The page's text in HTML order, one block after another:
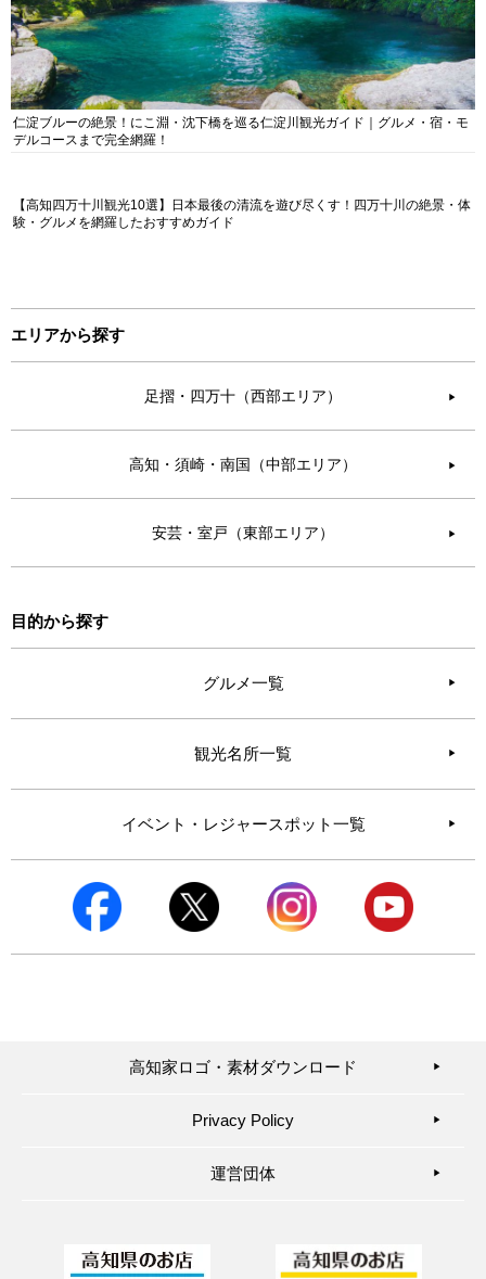
仁淀ブルーの絶景！にこ淵・沈下橋を巡る仁淀川観光ガイド｜グルメ・宿・モ
デルコースまで完全網羅！
【高知四万十川観光10選】日本最後の清流を遊び尽くす！四万十川の絶景・体
験・グルメを網羅したおすすめガイド
エリアから探す
足摺・四万十（西部エリア） ▶︎
高知・須崎・南国（中部エリア） ▶︎
安芸・室戸（東部エリア） ▶︎
目的から探す
グルメ一覧
観光名所一覧
イベント・レジャースポット一覧
高知家ロゴ・素材ダウンロード ▶︎
Privacy Policy ▶︎
運営団体 ▶︎